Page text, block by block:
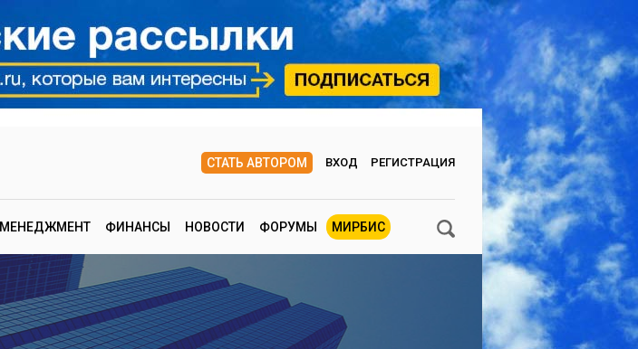
СТАТЬ АВТОРОМ ВХОД РЕГИСТРАЦИЯ
МЕНЕДЖМЕНТ ФИНАНСЫ НОВОСТИ ФОРУМЫ МИРБИС